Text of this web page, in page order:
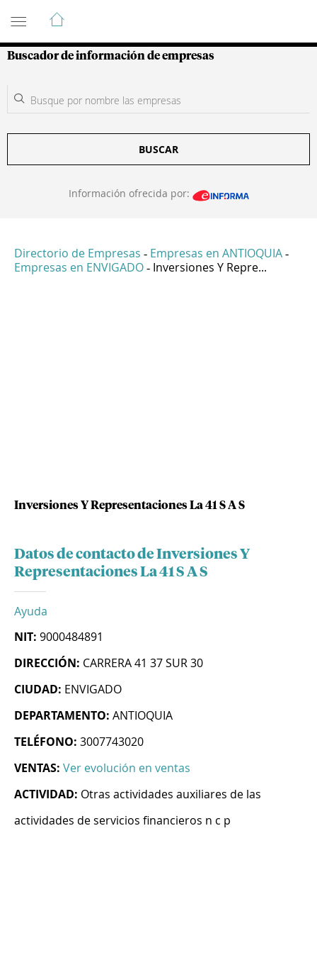
Guía de Empresas Colombianas
Buscador de información de empresas
BUSCAR
Información ofrecida por:
Directorio de Empresas - Empresas en ANTIOQUIA -
Empresas en ENVIGADO - Inversiones Y Repre...
Inversiones Y Representaciones La 41 S A S
Datos de contacto de Inversiones Y
Representaciones La 41 S A S
Ayuda
NIT: 9000484891
DIRECCIÓN: CARRERA 41 37 SUR 30
CIUDAD: ENVIGADO
DEPARTAMENTO: ANTIOQUIA
TELÉFONO: 3007743020
VENTAS: Ver evolución en ventas
ACTIVIDAD: Otras actividades auxiliares de las
actividades de servicios financieros n c p